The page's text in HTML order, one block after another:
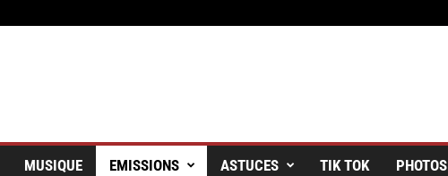
MUSIQUE EMISSIONS ASTUCES TIK TOK PHOTOS